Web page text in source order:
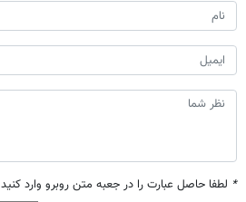
* لطفا حاصل عبارت را در جعبه متن روبرو وارد کنید